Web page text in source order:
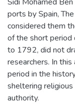
ports by Spain,
considered them
of the short period
to 1792, did not
researchers. In
period in the
sheltering
authority.